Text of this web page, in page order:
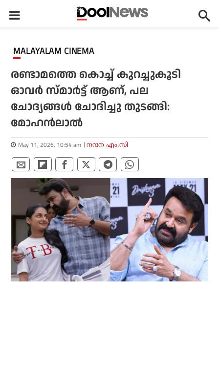
MALAYALAM CINEMA
രണ്ടാമത്തെ കൊച്ച് കുറച്ചുകൂടി
ഓവർ സ്മാർട്ട് ആണ്, പല
ചോദ്യങ്ങൾ ചോദിച്ചു തുടങ്ങി:
മോഹൻലാൽ
May 11, 2026, 10:54 am നന്ദന എം.സി